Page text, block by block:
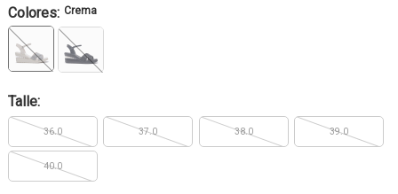
Colores: Crema
Talle:
36.0 37.0 38.0 39.0
40.0